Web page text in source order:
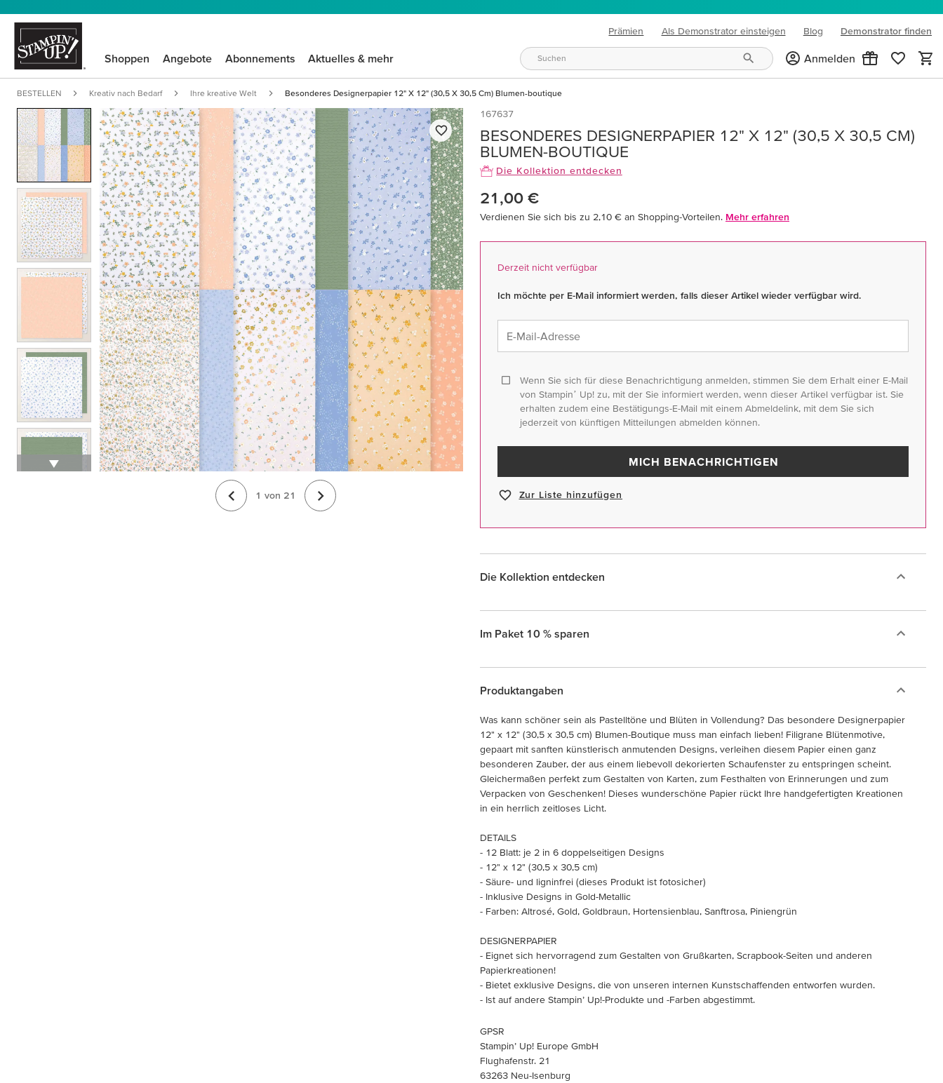
Prämien Als Demonstrator einsteigen Blog
(opens in new tab)
Demonstrator finden
Shoppen Angebote Abonnements Aktuelles & mehr Anmelden
BESTELLEN Kreativ nach Bedarf Ihre kreative Welt Besonderes Designerpapier 12" X 12" (30,5 X 30,5 Cm) Blumen-boutique
1 von 21
167637
BESONDERES DESIGNERPAPIER 12" X 12" (30,5 X 30,5 CM)
BLUMEN-BOUTIQUE
Die Kollektion entdecken
21,00 €
Verdienen Sie sich bis zu 2,10 € an Shopping-Vorteilen. Mehr erfahren
Derzeit nicht verfügbar
Ich möchte per E-Mail informiert werden, falls dieser Artikel wieder verfügbar wird.
E-Mail-Adresse
Wenn Sie sich für diese Benachrichtigung anmelden, stimmen Sie dem Erhalt einer E-Mail
von Stampinʼ Up! zu, mit der Sie informiert werden, wenn dieser Artikel verfügbar ist. Sie
erhalten zudem eine Bestätigungs-E-Mail mit einem Abmeldelink, mit dem Sie sich
jederzeit von künftigen Mitteilungen abmelden können.
MICH BENACHRICHTIGEN
Zur Liste hinzufügen
Die Kollektion entdecken
Im Paket 10 % sparen
Produktangaben
Was kann schöner sein als Pastelltöne und Blüten in Vollendung? Das besondere Designerpapier
12" x 12" (30,5 x 30,5 cm) Blumen-Boutique muss man einfach lieben! Filigrane Blütenmotive,
gepaart mit sanften künstlerisch anmutenden Designs, verleihen diesem Papier einen ganz
besonderen Zauber, der aus einem liebevoll dekorierten Schaufenster zu entspringen scheint.
Gleichermaßen perfekt zum Gestalten von Karten, zum Festhalten von Erinnerungen und zum
Verpacken von Geschenken! Dieses wunderschöne Papier rückt Ihre handgefertigten Kreationen
in ein herrlich zeitloses Licht.
DETAILS
- 12 Blatt: je 2 in 6 doppelseitigen Designs
- 12" x 12" (30,5 x 30,5 cm)
- Säure- und ligninfrei (dieses Produkt ist fotosicher)
- Inklusive Designs in Gold-Metallic
- Farben: Altrosé, Gold, Goldbraun, Hortensienblau, Sanftrosa, Piniengrün
DESIGNERPAPIER
- Eignet sich hervorragend zum Gestalten von Grußkarten, Scrapbook-Seiten und anderen
Papierkreationen!
- Bietet exklusive Designs, die von unseren internen Kunstschaffenden entworfen wurden.
- Ist auf andere Stampin’ Up!-Produkte und -Farben abgestimmt.
GPSR
Stampin’ Up! Europe GmbH
Flughafenstr. 21
63263 Neu-Isenburg